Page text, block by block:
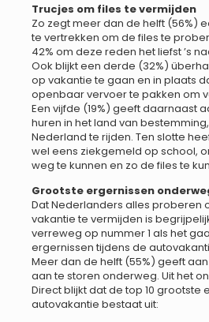
Trucjes om files te vermijden
Zo zegt meer dan de helft (56%)
te vertrekken om de files te
42% om deze reden het liefst ’s
Ook blijkt een derde (32%)
op vakantie te gaan en in plaats
openbaar vervoer te pakken om
Een vijfde (19%) geeft daarnaast
huren in het land van
Nederland te rijden. Ten slotte
wel eens ziekgemeld op school,
weg te kunnen en zo de files te
Grootste ergernissen
Dat Nederlanders alles proberen
vakantie te vermijden is
verreweg op nummer 1 als het
ergernissen tijdens de
Meer dan de helft (55%) geeft
aan te storen onderweg. Uit het
Direct blijkt dat de top 10 grootste
autovakantie bestaat uit: